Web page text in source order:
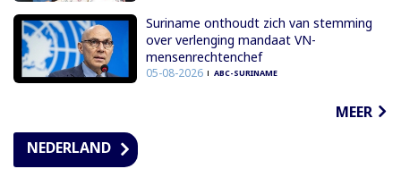
Suriname onthoudt zich van stemming
over verlenging mandaat VN-
mensenrechtenchef
05-08-2026 ABC-SURINAME
MEER
NEDERLAND